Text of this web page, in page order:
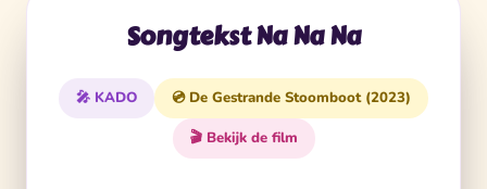
Songtekst Na Na Na
🎤 KADO 💿 De Gestrande Stoomboot (2023)
🎬 Bekijk de film